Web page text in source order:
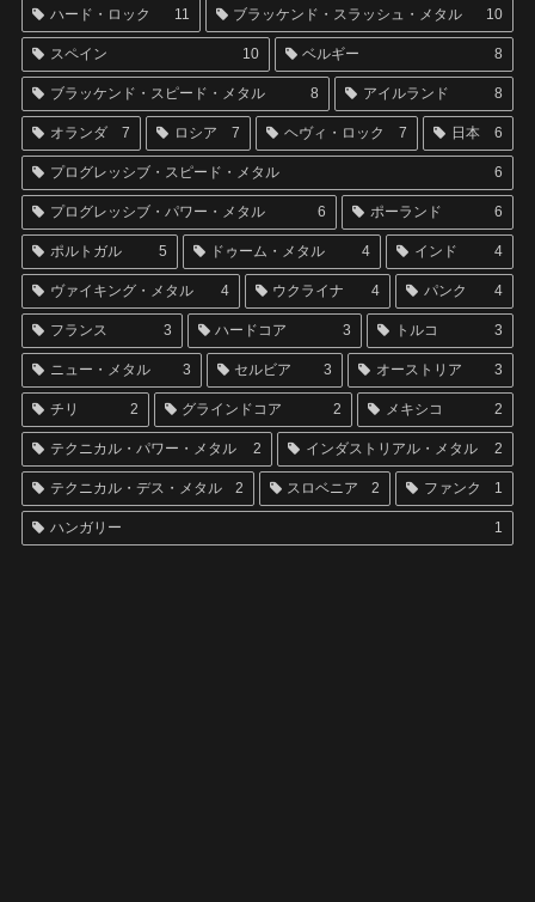
ハード・ロック 11 ブラッケンド・スラッシュ・メタル 10
スペイン 10 ベルギー 8
ブラッケンド・スピード・メタル 8 アイルランド 8
オランダ 7 ロシア 7 ヘヴィ・ロック 7 日本 6
プログレッシブ・スピード・メタル 6
プログレッシブ・パワー・メタル 6 ポーランド 6
ポルトガル 5 ドゥーム・メタル 4 インド 4
ヴァイキング・メタル 4 ウクライナ 4 パンク 4
フランス 3 ハードコア 3 トルコ 3
ニュー・メタル 3 セルビア 3 オーストリア 3
チリ 2 グラインドコア 2 メキシコ 2
テクニカル・パワー・メタル 2 インダストリアル・メタル 2
テクニカル・デス・メタル 2 スロベニア 2 ファンク 1
ハンガリー 1